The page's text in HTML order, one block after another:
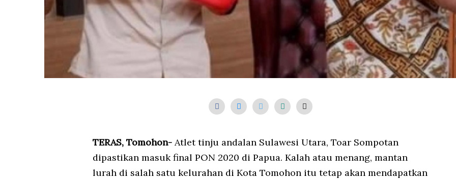
TERAS, Tomohon- Atlet tinju andalan Sulawesi Utara, Toar Sompotan
dipastikan masuk final PON 2020 di Papua. Kalah atau menang, mantan
lurah di salah satu kelurahan di Kota Tomohon itu tetap akan mendapatkan